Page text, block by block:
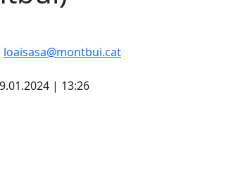
loaisasa@montbui.cat
| 13:26